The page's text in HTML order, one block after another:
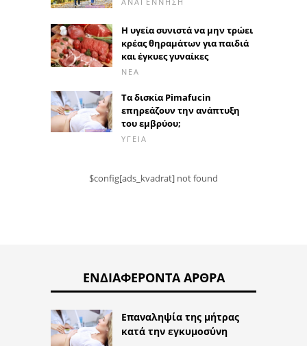
Η υγεία συνιστά να μην τρώει
κρέας θηραμάτων για παιδιά
και έγκυες γυναίκες
ΝΈΑ
Τα δισκία Pimafucin
επηρεάζουν την ανάπτυξη
του εμβρύου;
ΥΓΕΊΑ
$config[ads_kvadrat] not found
ΕΝΔΙΑΦΈΡΟΝΤΑ ΆΡΘΡΑ
Επαναληψία της μήτρας
κατά την εγκυμοσύνη